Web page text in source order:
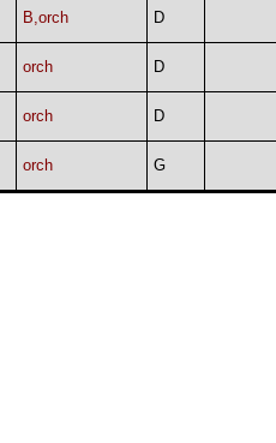
B,orch D
orch D
orch D
orch G